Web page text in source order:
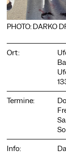
PHOTO: DARKO
Ort:
Termine:
Info:
Wir verwenden
unserer Website.
Sie die Website
die Website
können Sie
Notwendige
Externe
Statistiken
Nur